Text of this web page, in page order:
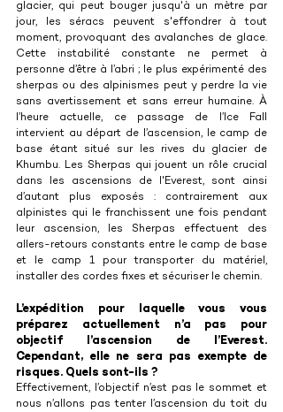
glacier, qui peut bouger jusqu'à un mètre par
jour, les séracs peuvent s'effondrer à tout
moment, provoquant des avalanches de glace.
Cette instabilité constante ne permet à
personne d’être à l’abri ; le plus expérimenté des
sherpas ou des alpinismes peut y perdre la vie
sans avertissement et sans erreur humaine. À
l’heure actuelle, ce passage de l’Ice Fall
intervient au départ de l’ascension, le camp de
base étant situé sur les rives du glacier de
Khumbu. Les Sherpas qui jouent un rôle crucial
dans les ascensions de l'Everest, sont ainsi
d’autant plus exposés : contrairement aux
alpinistes qui le franchissent une fois pendant
leur ascension, les Sherpas effectuent des
allers-retours constants entre le camp de base
et le camp 1 pour transporter du matériel,
installer des cordes fixes et sécuriser le chemin.
L’expédition pour laquelle vous vous
préparez actuellement n’a pas pour
objectif l’ascension de l’Everest.
Cependant, elle ne sera pas exempte de
risques. Quels sont-ils ?
Effectivement, l’objectif n’est pas le sommet et
nous n’allons pas tenter l’ascension du toit du